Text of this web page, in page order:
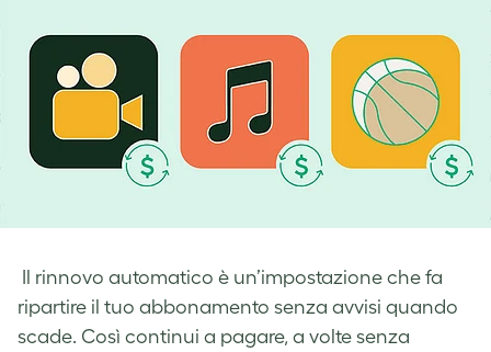
Il rinnovo automatico è un’impostazione che fa
ripartire il tuo abbonamento senza avvisi quando
scade. Così continui a pagare, a volte senza